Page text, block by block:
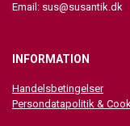
Email: sus@susantik.dk
INFORMATION
Handelsbetingelser
Persondatapolitik &